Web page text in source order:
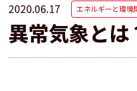
2020.06.17 エネルギーと環境
異常気象と